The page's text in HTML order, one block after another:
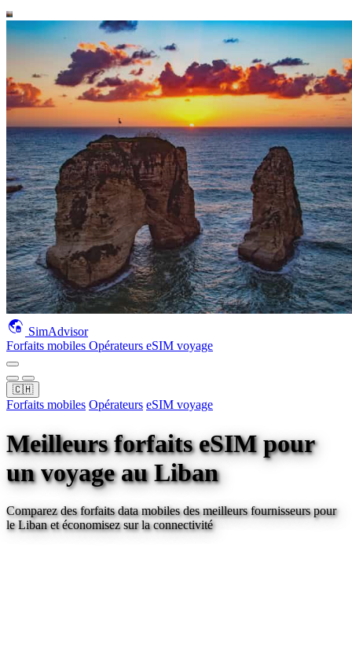
SimAdvisor
Forfaits mobiles Opérateurs eSIM voyage
🇨🇭
Forfaits mobiles Opérateurs eSIM voyage
Meilleurs forfaits eSIM pour
un voyageau Liban
Comparez des forfaits data mobiles des meilleurs fournisseurs pour
le Libanet économisez sur la connectivité